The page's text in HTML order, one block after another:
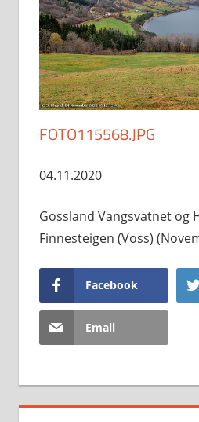
FOTO115568.JPG
04.11.2020
Gossland Vangsvatnet og
Finnesteigen (Voss)
Facebook
Email